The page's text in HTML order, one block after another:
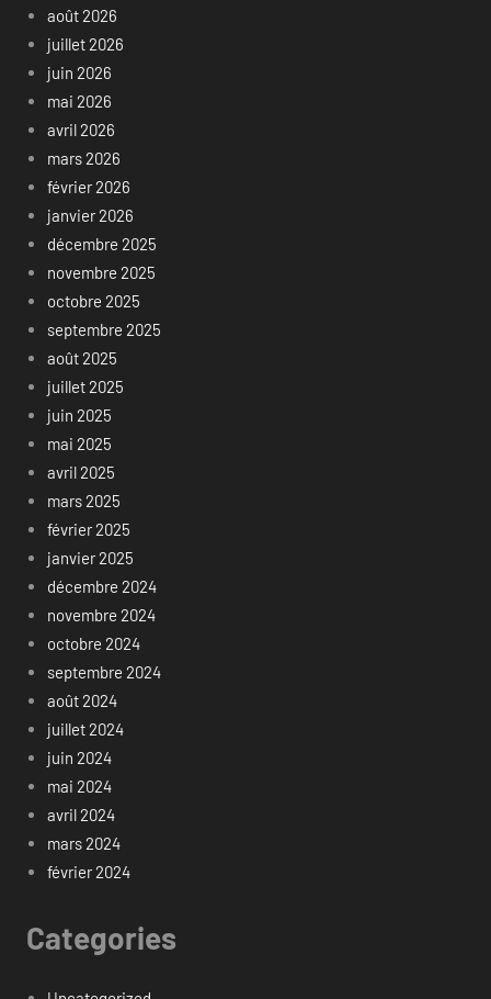
août 2026
juillet 2026
juin 2026
mai 2026
avril 2026
mars 2026
février 2026
janvier 2026
décembre 2025
novembre 2025
octobre 2025
septembre 2025
août 2025
juillet 2025
juin 2025
mai 2025
avril 2025
mars 2025
février 2025
janvier 2025
décembre 2024
novembre 2024
octobre 2024
septembre 2024
août 2024
juillet 2024
juin 2024
mai 2024
avril 2024
mars 2024
février 2024
Categories